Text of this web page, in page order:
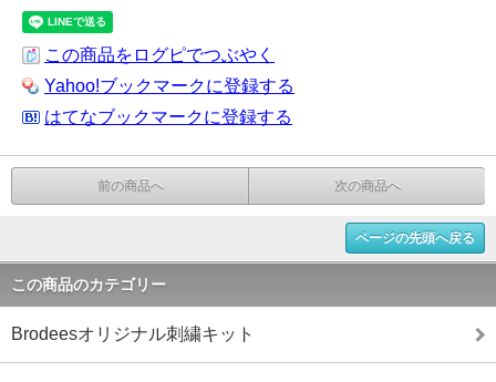
この商品をログピでつぶやく
Yahoo!ブックマークに登録する
はてなブックマークに登録する
前の商品へ 次の商品へ
ページの先頭へ戻る
この商品のカテゴリー
Brodeesオリジナル刺繍キット